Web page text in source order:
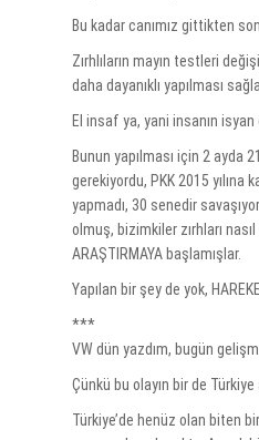
Bu kadar canımız gittikten
Zırhlıların mayın testleri
daha dayanıklı yapılması
El insaf ya, yani insanın isyan
Bunun yapılması için 2 ayda
gerekiyordu, PKK 2015 yılına
yapmadı, 30 senedir
olmuş, bizimkiler zırhları nasıl
ARAŞTIRMAYA başlamışlar.
Yapılan bir şey de yok,
***
VW dün yazdım, bugün
Çünkü bu olayın bir de Türkiye
Türkiye’de henüz olan biten